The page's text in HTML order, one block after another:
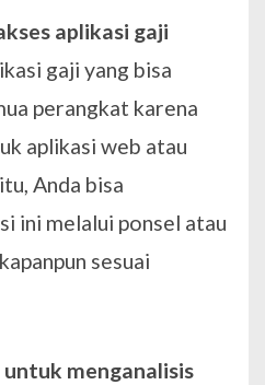
aplikasi gaji
gaji yang bisa
perangkat karena
aplikasi web atau
Anda bisa
ini melalui ponsel atau
sesuai
menganalisis